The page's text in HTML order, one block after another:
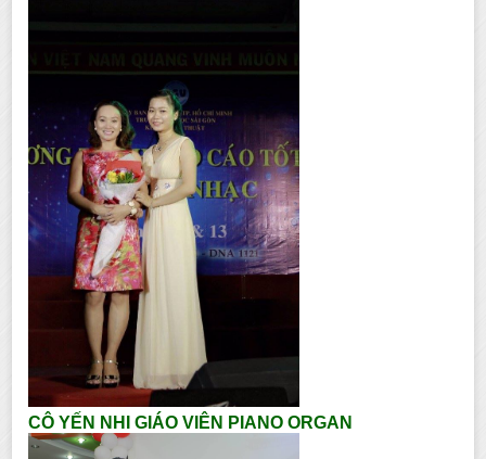
CÔ YẾN NHI GIÁO VIÊN PIANO ORGAN